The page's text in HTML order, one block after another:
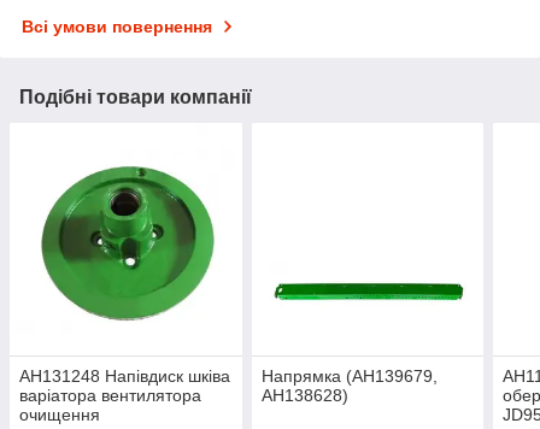
Всі умови повернення
Подібні товари компанії
AH131248 Напівдиск шківа
варіатора вентилятора
очищення
Напрямка (AH139679,
AH138628)